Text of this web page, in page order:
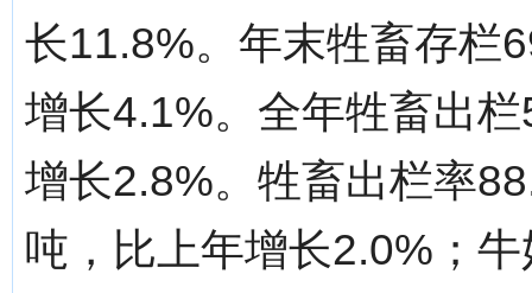
长11.8%。年末牲畜存栏
增长4.1%。全年牲畜出
增长2.8%。牲畜出栏率
吨，比上年增长2.0%；